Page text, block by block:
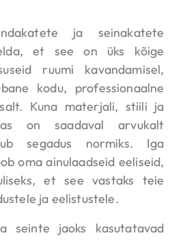
ja seinakatete
et see on üks kõige
ruumi kavandamisel,
kodu, professionaalne
Kuna materjali, stiili ja
on saadaval arvukalt
segadus normiks. Iga
oma ainulaadseid eeliseid,
et see vastaks teie
ja eelistustele.
seinte jaoks kasutatavad